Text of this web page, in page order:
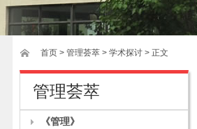
首页 > 管理荟萃 > 学术探讨 > 正文
管理荟萃
《管理》